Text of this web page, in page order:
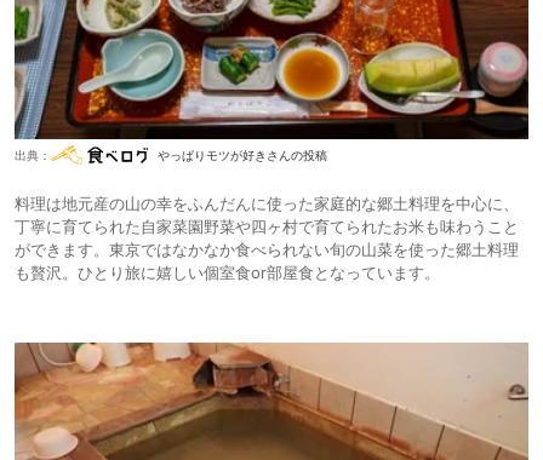
出典： やっぱりモツが好きさんの投稿
料理は地元産の山の幸をふんだんに使った家庭的な郷土料理を中心に、
丁寧に育てられた自家菜園野菜や四ヶ村で育てられたお米も味わうこと
ができます。東京ではなかなか食べられない旬の山菜を使った郷土料理
も贅沢。ひとり旅に嬉しい個室食or部屋食となっています。